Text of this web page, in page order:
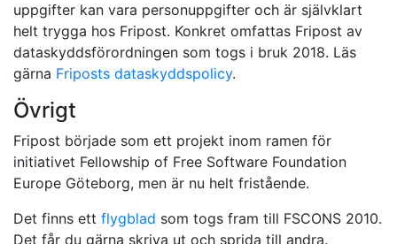
uppgifter kan vara personuppgifter och är självklart
helt trygga hos Fripost. Konkret omfattas Fripost av
dataskyddsförordningen som togs i bruk 2018. Läs
gärna Friposts dataskyddspolicy.
Övrigt
Fripost började som ett projekt inom ramen för
initiativet Fellowship of Free Software Foundation
Europe Göteborg, men är nu helt fristående.
Det finns ett flygblad som togs fram till FSCONS 2010.
Det får du gärna skriva ut och sprida till andra.